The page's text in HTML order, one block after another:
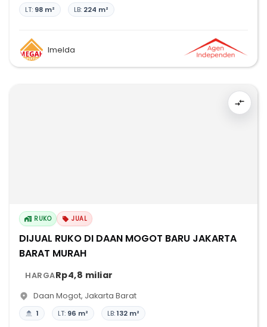
LT: 98 m² LB: 224 m²
Imelda
RUKO JUAL
DIJUAL RUKO DI DAAN MOGOT BARU JAKARTA
BARAT MURAH
HARGARp4,8 miliar
Daan Mogot, Jakarta Barat
1 LT: 96 m² LB:132 m²